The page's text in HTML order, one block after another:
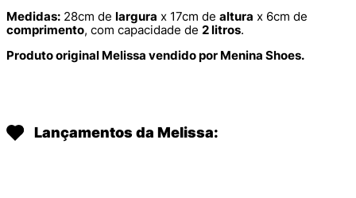
Medidas: 28cm de largura x 17cm de altura x 6cm de
comprimento, com capacidade de 2 litros.
Produto original Melissa vendido por Menina Shoes.
Lançamentos da Melissa: